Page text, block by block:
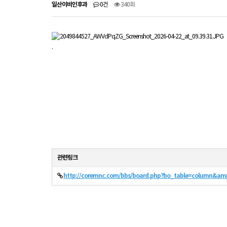
일산이비인후과 0건 340회
.
관련링크
http://coremnc.com/bbs/